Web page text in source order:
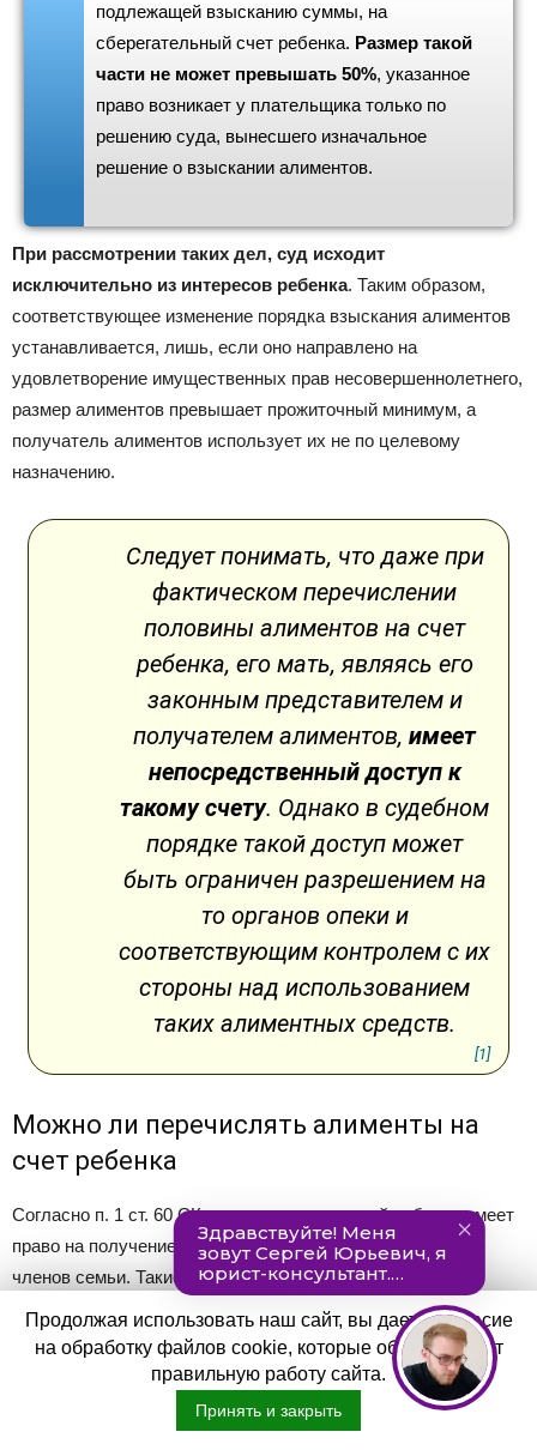
подлежащей взысканию суммы, на
сберегательный счет ребенка. Размер такой
части не может превышать 50%, указанное
право возникает у плательщика только по
решению суда, вынесшего изначальное
решение о взыскании алиментов.
При рассмотрении таких дел, суд исходит
исключительно из интересов ребенка. Таким образом,
соответствующее изменение порядка взыскания алиментов
устанавливается, лишь, если оно направлено на
удовлетворение имущественных прав несовершеннолетнего,
размер алиментов превышает прожиточный минимум, а
получатель алиментов использует их не по целевому
назначению.
Следует понимать, что даже при
фактическом перечислении
половины алиментов на счет
ребенка, его мать, являясь его
законным представителем и
получателем алиментов, имеет
непосредственный доступ к
такому счету. Однако в судебном
порядке такой доступ может
быть ограничен разрешением на
то органов опеки и
соответствующим контролем с их
стороны над использованием
таких алиментных средств.
[1]
Можно ли перечислять алименты на
счет ребенка
Согласно п. 1 ст. 60 СК, несовершеннолетний ребенок имеет
право на получение содержания от родителей и других
членов семьи. Такие средства, причитающееся
несовершеннолетнему, в том числе и в качестве алиментов,
поступают вполное распоряжение одного из его
, который в свою очередь может использовать их
только на содержание, образование и воспитание ребенка. В
случаях, когда средства используются родителем по какому-
Продолжая использовать наш сайт, вы даете согласие
на обработку файлов cookie, которые обеспечивают
правильную работу сайта.
Принять и закрыть